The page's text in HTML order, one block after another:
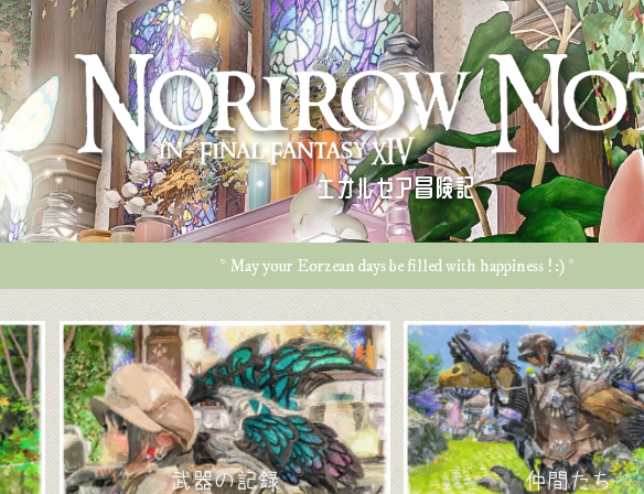
エオルゼア冒険記
* May your Eorzean days be filled with happiness ! :) *
武器の記録 仲間たち